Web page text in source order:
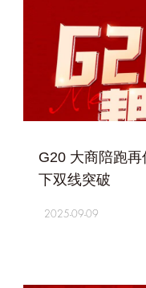
G20 大商陪跑
下双线突破
2025-09-09